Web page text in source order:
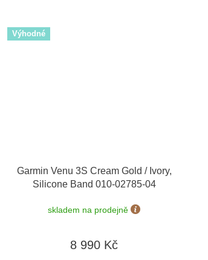
Výhodné
Garmin Venu 3S Cream Gold / Ivory,
Silicone Band 010-02785-04
skladem na prodejně
8 990 Kč